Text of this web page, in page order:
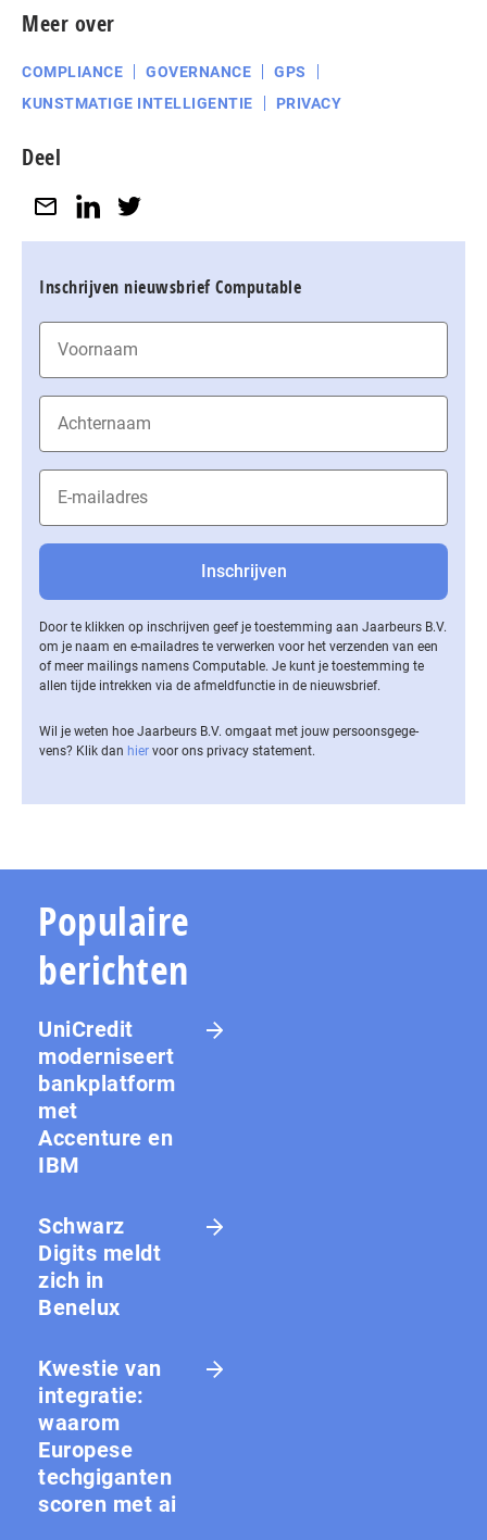
Meer over
COMPLIANCE GOVERNANCE
GPS
KUNSTMATIGE INTELLIGENTIE
PRIVACY
Deel
Inschrijven nieuwsbrief Computable
Door te klikken op inschrijven geef je toestemming aan Jaarbeurs B.V.
om je naam en e-mailadres te verwerken voor het verzenden van een
of meer mailings namens Computable. Je kunt je toestemming te
allen tijde intrekken via de af­meld­func­tie in de nieuwsbrief.
Wil je weten hoe Jaarbeurs B.V. omgaat met jouw per­soons­ge­ge­
vens? Klik dan hier voor ons privacy statement.
Populaire
berichten
UniCredit
moderniseert
bankplatform
met
Accenture en
IBM
Schwarz
Digits meldt
zich in
Benelux
Kwestie van
integratie:
waarom
Europese
techgiganten
scoren met ai